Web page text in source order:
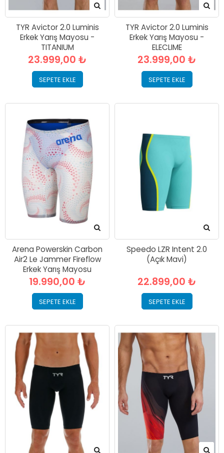
TYR Avictor 2.0 Luminis
Erkek Yarış Mayosu -
TITANIUM
23.999,00 ₺
SEPETE EKLE
TYR Avictor 2.0 Luminis
Erkek Yarış Mayosu -
ELECLIME
23.999,00 ₺
SEPETE EKLE
Arena Powerskin Carbon
Air2 Le Jammer Fireflow
Erkek Yarış Mayosu
19.990,00 ₺
SEPETE EKLE
Speedo LZR Intent 2.0
(Açık Mavi)
22.899,00 ₺
SEPETE EKLE